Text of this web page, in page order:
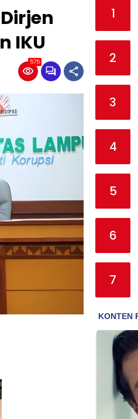
IKU
575
1
2
3
4
5
6
7